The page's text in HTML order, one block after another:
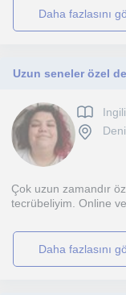
daha fazlasını
Çok uzun zamandır
tecrübeliyim. Online
daha fazlasını